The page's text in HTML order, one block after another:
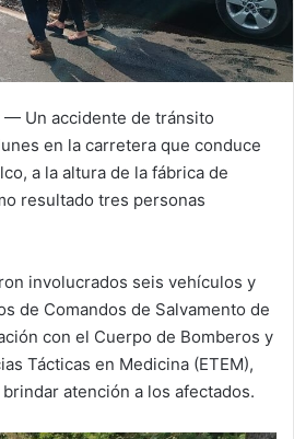
— Un accidente de tránsito
en la carretera que conduce
a la altura de la fábrica de
resultado tres personas
involucrados seis vehículos y
de Comandos de Salvamento de
con el Cuerpo de Bomberos y
Tácticas en Medicina (ETEM),
atención a los afectados.